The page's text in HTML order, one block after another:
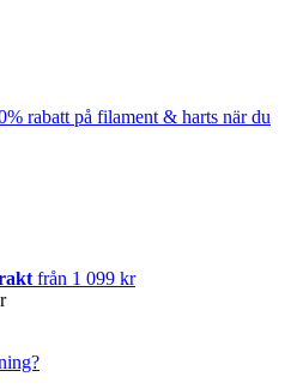
rabatt på filament & harts när du
från 1 099 kr